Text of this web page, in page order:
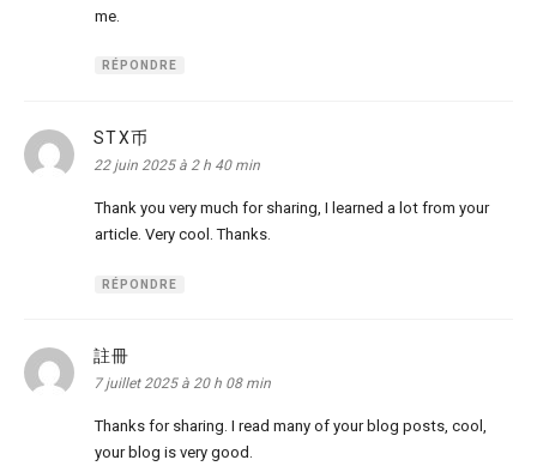
me.
RÉPONDRE
STX币
22 juin 2025 à 2 h 40 min
Thank you very much for sharing, I learned a lot from your
article. Very cool. Thanks.
RÉPONDRE
註冊
7 juillet 2025 à 20 h 08 min
Thanks for sharing. I read many of your blog posts, cool,
your blog is very good.